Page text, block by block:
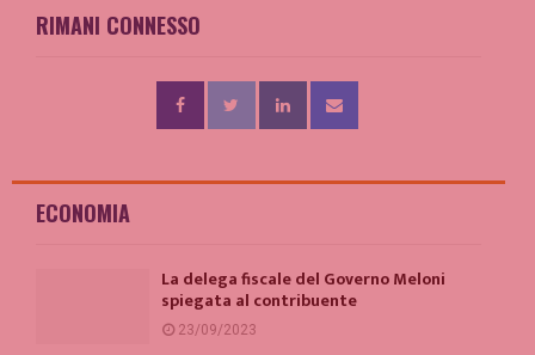
RIMANI CONNESSO
ECONOMIA
La delega fiscale del Governo Meloni
spiegata al contribuente
23/09/2023